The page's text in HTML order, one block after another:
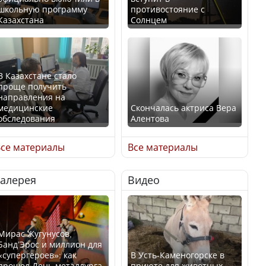
программу
Казахстане стало
получить
на
Орталық Азия
арасында әл-ауқат
көш бастады
материалы
противостояние с
Солнцем
Скончалась актриса Вера
Алентова
В РФ вынесен заочный
приговор по уголовному
делу об убийстве Игоря
Талькова
Все материалы
Жугунусов,
и миллион для
как
Видео
В Усть-Каменогорске в